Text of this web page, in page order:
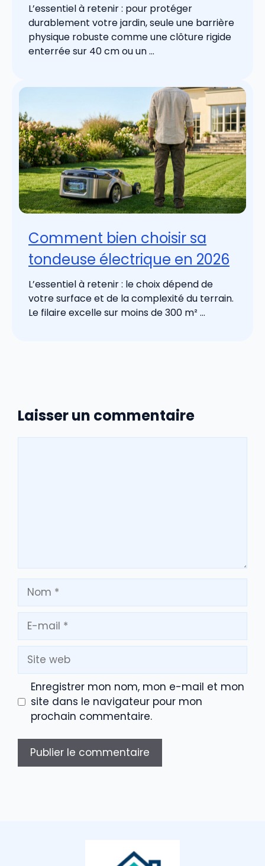
L’essentiel à retenir : pour protéger
durablement votre jardin, seule une barrière
physique robuste comme une clôture rigide
enterrée sur 40 cm ou un ...
Comment bien choisir sa
tondeuse électrique en 2026
L’essentiel à retenir : le choix dépend de
votre surface et de la complexité du terrain.
Le filaire excelle sur moins de 300 m² ...
Laisser un commentaire
Nom
mail
Site
web
Enregistrer mon nom, mon e-mail et mon
site dans le navigateur pour mon
prochain commentaire.